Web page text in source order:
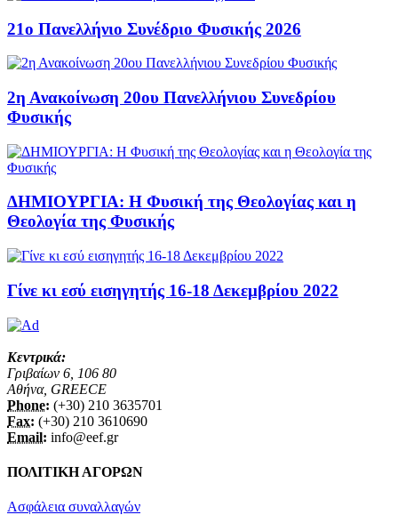
21ο Πανελλήνιο Συνέδριο Φυσικής 2026
2η Ανακοίνωση 20ου Πανελλήνιου Συνεδρίου
Φυσικής
ΔΗΜΙΟΥΡΓΙΑ: Η Φυσική της Θεολογίας και η
Θεολογία της Φυσικής
Γίνε κι εσύ εισηγητής 16-18 Δεκεμβρίου 2022
Κεντρικά:
Γριβαίων 6, 106 80
Αθήνα, GREECE
Phone: (+30) 210 3635701
Fax: (+30) 210 3610690
Email: info@eef.gr
ΠΟΛΙΤΙΚΗ ΑΓΟΡΩΝ
Ασφάλεια συναλλαγών